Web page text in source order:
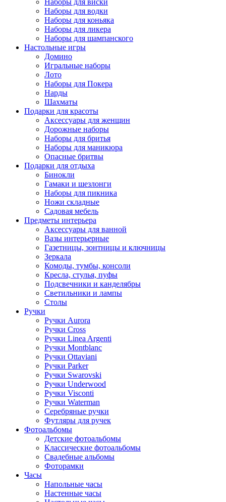
Наборы для виски
Наборы для водки
Наборы для коньяка
Наборы для ликера
Наборы для шампанского
Настольные игры
Домино
Игральные наборы
Лото
Наборы для Покера
Нарды
Шахматы
Подарки для красоты
Аксессуары для женщин
Дорожные наборы
Наборы для бритья
Наборы для маникюра
Опасные бритвы
Подарки для отдыха
Бинокли
Гамаки и шезлонги
Наборы для пикника
Ножи складные
Садовая мебель
Предметы интерьера
Аксессуары для ванной
Вазы интерьерные
Газетницы, зонтницы и ключницы
Зеркала
Комоды, тумбы, консоли
Кресла, стулья, пуфы
Подсвечники и канделябры
Светильники и лампы
Столы
Ручки
Ручки Aurora
Ручки Cross
Ручки Linea Argenti
Ручки Montblanc
Ручки Ottaviani
Ручки Parker
Ручки Swarovski
Ручки Underwood
Ручки Visconti
Ручки Waterman
Серебряные ручки
Футляры для ручек
Фотоальбомы
Детские фотоальбомы
Классические фотоальбомы
Свадебные альбомы
Фоторамки
Часы
Напольные часы
Настенные часы